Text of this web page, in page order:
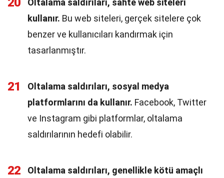
Oltalama saldırıları, sahte web siteleri
kullanır. Bu web siteleri, gerçek sitelere çok
benzer ve kullanıcıları kandırmak için
tasarlanmıştır.
21
Oltalama saldırıları, sosyal medya
platformlarını da kullanır. Facebook, Twitter
ve Instagram gibi platformlar, oltalama
saldırılarının hedefi olabilir.
22
Oltalama saldırıları, genellikle kötü amaçlı